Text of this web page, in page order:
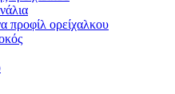
προφίλ ορείχαλκου